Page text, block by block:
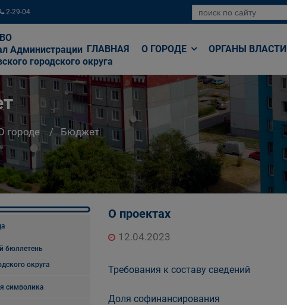
2-29-04
Администрации
городского округа
ГЛАВНАЯ О ГОРОДЕ ОРГАНЫ ВЛАСТИ
городе Бюджет
бюллетень
округа
символика
О проектах
12.04.2023
Требования к составу сведений
Доля софинансирования